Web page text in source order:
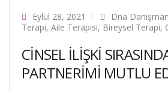
Eylül 28, 2021 Dna
Terapi, Aile Terapisi, Bireysel Terapi,
CİNSEL İLİŞKİ
PARTNERİMİ MUTLU